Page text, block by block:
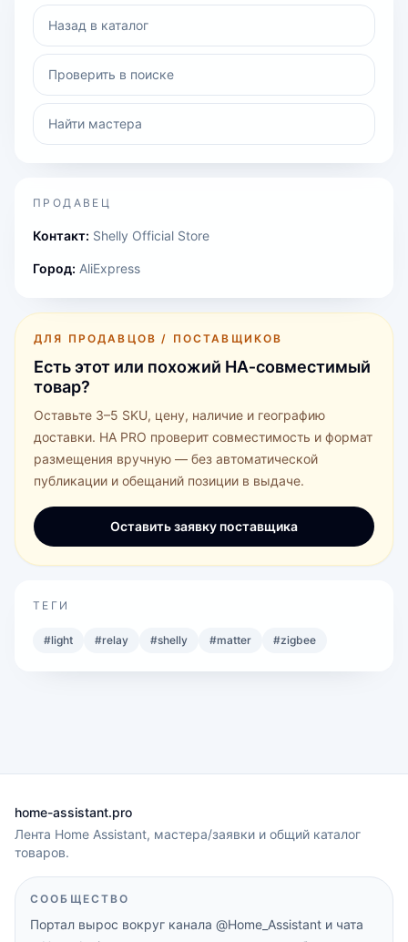
Назад в каталог
Проверить в поиске
Найти мастера
ПРОДАВЕЦ
Контакт: Shelly Official Store
Город: AliExpress
ДЛЯ ПРОДАВЦОВ / ПОСТАВЩИКОВ
Есть этот или похожий HA‑совместимый
товар?
Оставьте 3–5 SKU, цену, наличие и географию
доставки. HA PRO проверит совместимость и формат
размещения вручную — без автоматической
публикации и обещаний позиции в выдаче.
Оставить заявку поставщика
ТЕГИ
#light #relay #shelly #matter #zigbee
home-assistant.pro
Лента Home Assistant, мастера/заявки и общий каталог
товаров.
СООБЩЕСТВО
Портал вырос вокруг канала @Home_Assistant и чата